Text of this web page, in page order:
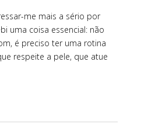
me mais a sério por
uma coisa essencial: não
é preciso ter uma rotina
respeite a pele, que atue